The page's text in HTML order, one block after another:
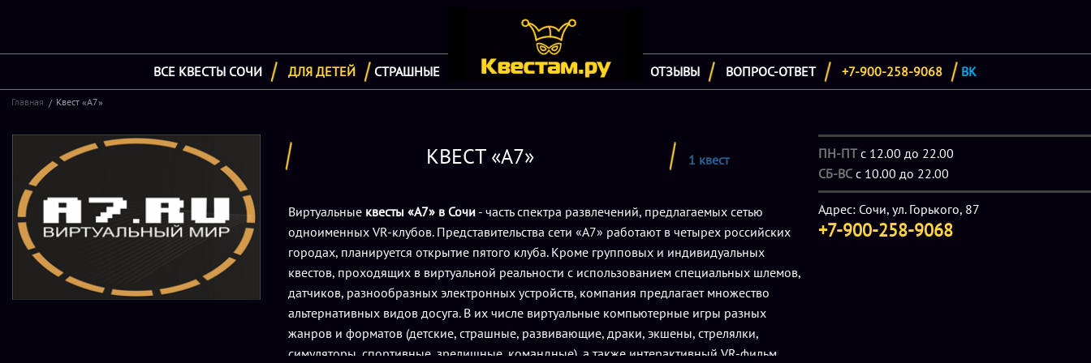
ВСЕ КВЕСТЫ СОЧИ ДЛЯ ДЕТЕЙ СТРАШНЫЕ ОТЗЫВЫ ВОПРОС-ОТВЕТ +7-900-258-9068 ВК
Главная Квест «А7»
КВЕСТ «А7» 1 квест
Виртуальные квесты «А7» в Сочи - часть спектра развлечений, предлагаемых сетью
одноименных VR-клубов. Представительства сети «А7» работают в четырех российских
городах, планируется открытие пятого клуба. Кроме групповых и индивидуальных
квестов, проходящих в виртуальной реальности с использованием специальных шлемов,
датчиков, разнообразных электронных устройств, компания предлагает множество
альтернативных видов досуга. В их числе виртуальные компьютерные игры разных
жанров и форматов (детские, страшные, развивающие, драки, экшены, стрелялки,
симуляторы, спортивные, зрелищные, командные), а также интерактивный VR-фильм.
ПН-ПТс 12.00 до 22.00
СБ-ВС с 10.00 до 22.00
Адрес: Сочи, ул. Горького, 87
+7-900-258-9068